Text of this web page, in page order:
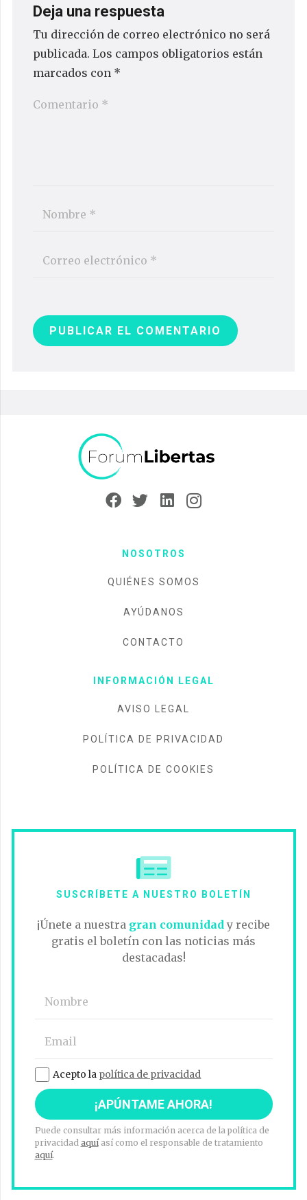
Deja una respuesta
Tu dirección de correo electrónico no será
publicada. Los campos obligatorios están
marcados con *
PUBLICAR EL COMENTARIO
NOSOTROS
QUIÉNES SOMOS
AYÚDANOS
CONTACTO
INFORMACIÓN LEGAL
AVISO LEGAL
POLÍTICA DE PRIVACIDAD
POLÍTICA DE COOKIES
SUSCRÍBETE A NUESTRO BOLETÍN
¡Únete a nuestra gran comunidad y recibe
gratis el boletín con las noticias más
destacadas!
Acepto la política de privacidad
Puede consultar más información acerca de la política de
privacidad aquíasí como el responsable de tratamiento
aquí.